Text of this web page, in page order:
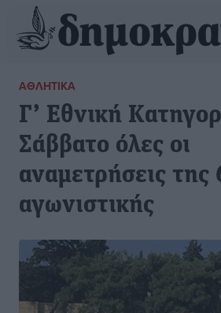
ΑΘΛΗΤΙΚΆ
Γ’ Εθνική
Σάββατο όλες οι
αναμετρήσεις της
αγωνιστικής